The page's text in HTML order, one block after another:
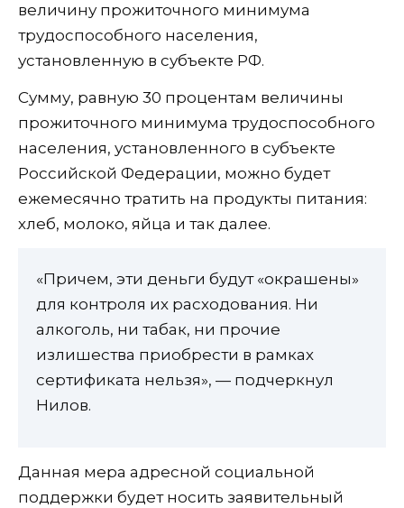
величину прожиточного минимума
трудоспособного населения,
установленную в субъекте РФ.
Сумму, равную 30 процентам величины
прожиточного минимума трудоспособного
населения, установленного в субъекте
Российской Федерации, можно будет
ежемесячно тратить на продукты питания:
хлеб, молоко, яйца и так далее.
«Причем, эти деньги будут «окрашены»
для контроля их расходования. Ни
алкоголь, ни табак, ни прочие
излишества приобрести в рамках
сертификата нельзя», — подчеркнул
Нилов.
Данная мера адресной социальной
поддержки будет носить заявительный